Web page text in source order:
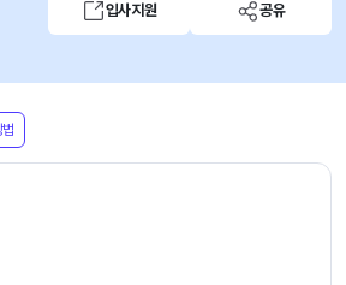
입사지원 공유